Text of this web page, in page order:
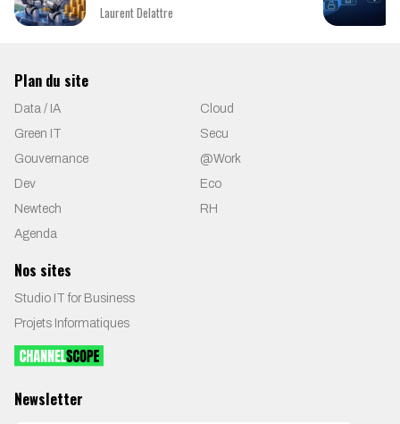
Laurent Delattre
Plan du site
Data / IA
Cloud
Green IT
Secu
Gouvernance
@Work
Dev
Eco
Newtech
RH
Agenda
Nos sites
Studio IT for Business
Projets Informatiques
Newsletter